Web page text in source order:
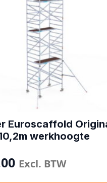
Euroscaffold
werkhoogte
Excl. BTW